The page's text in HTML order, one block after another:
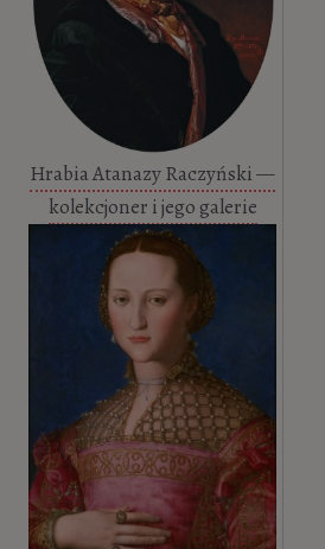
Hrabia Atanazy Raczyński —
kolekcjoner i jego galerie